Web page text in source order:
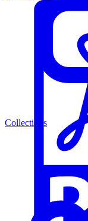
Collections